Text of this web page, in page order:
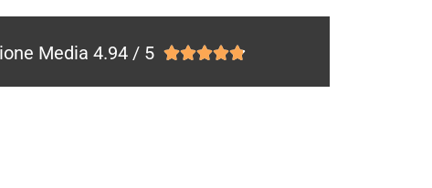
Media 4.94 / 5 